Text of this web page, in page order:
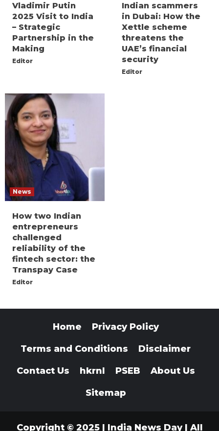
Vladimir Putin
2025 Visit to India
– Strategic
Partnership in the
Making
Editor
Indian scammers
in Dubai: How the
Xettle scheme
threatens the
UAE’s financial
security
Editor
News
How two Indian
entrepreneurs
challenged
reliability of the
fintech sector: the
Transpay Case
Editor
Home Privacy Policy
Terms and Conditions Disclaimer
Contact Us hkrnl PSEB About Us
Sitemap
Copyright © 2025 | India News Day | All